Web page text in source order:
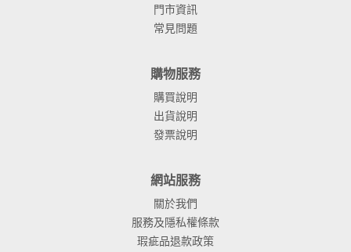
門市資訊
常見問題
購物服務
購買說明
出貨說明
發票說明
網站服務
關於我們
服務及隱私權條款
瑕疵品退款政策